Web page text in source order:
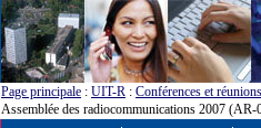
Page principale : UIT-R : Conférences et réunions
Assemblée des radiocommunications 2007 (AR-